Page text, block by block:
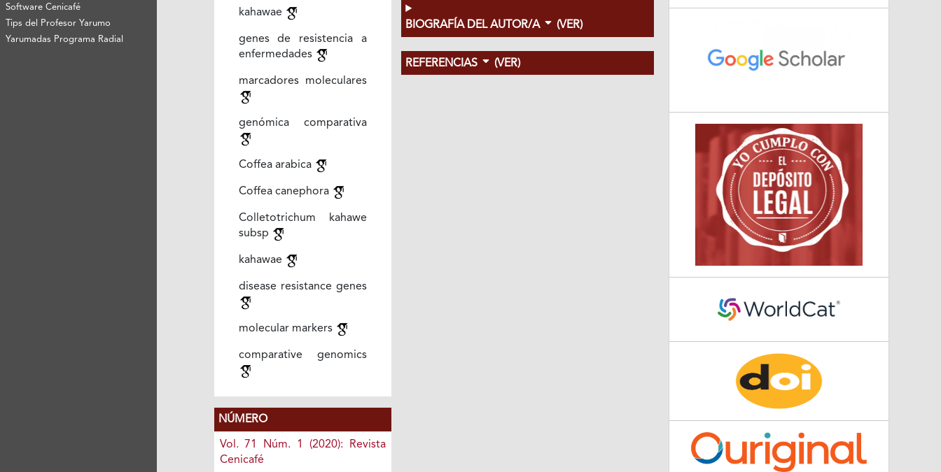
Software Cenicafé
Tips del Profesor Yarumo
Yarumadas Programa Radial
kahawae
genes de resistencia a
enfermedades
marcadores moleculares
genómica comparativa
Coffea arabica
Coffea canephora
Colletotrichum kahawe
subsp
kahawae
disease resistance genes
molecular markers
comparative genomics
NÚMERO
Vol. 71 Núm. 1 (2020): Revista
Cenicafé
BIOGRAFÍA DEL AUTOR/A (VER)
REFERENCIAS (VER)